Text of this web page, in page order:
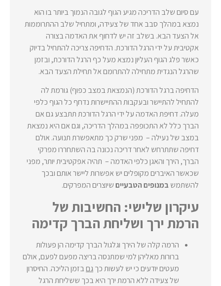
עם סיום שלב הדריכה מגיע הגוף לגובה הנמוך ביותר בו הוא
נמצא במהלך סבב אחד של צעידה, ומתחיל שלב ההתרוממות
אל הצעד הבא. בשלב זה יש לדחוף את האדמה בצורה
אקטיבית על ידי הרגל הדורכת. הדחיפה צריכה להתחיל בדיוק
כאשר פלג הגוף העליון נמצא מעל כף הרגל הדורכת, ובזמן
שהרגל הנגדית מתחילה להתרומם אל תחילת הצעד הבא.
הדחיפה ברגל הדורכת (הנמצאת במצב כפוף) גורמת לה
להתחיל להתיישר ובעקבות ההתיישרות נדחף כל הגוף כלפי
מעלה. דחיפת האדמה על ידי הרגל הדורכת תתבצע גם אם
הברך כלל לא התכופפה במהלך הדריכה, וגם אם היא נמצאת
במצב של נעילה – מפני שרק כך מתאפשרת תנועה. אולם
דחיפה שתתרחש לאחר דריכה נכונה בה השתחררו מפרקי
הברך, הירך והאגן כלפי האדמה – תהיה אפקטיבית יותר, מפני
שכאשר האיברים מקופלים יש אפשרות ליישר אותם ובכך
להשתמשבמנופים הטבעייםשיוצרים המפרקים.
עיקרון שלישי: החשיבות של
הרמת ירך ושליחת הברך קדימה
הרמה קלה של הירך וגלגול הברך קדימה הן פעולות
ברורות מאליהן למי שמתנסה בריצה מפעם לפעם, אולם
מעטים יודעים כי יש לעשות כךגםבזמן הליכה. החיסרון
של צעידה ללא הרמת ירך היא בכך ששליחת הרגל